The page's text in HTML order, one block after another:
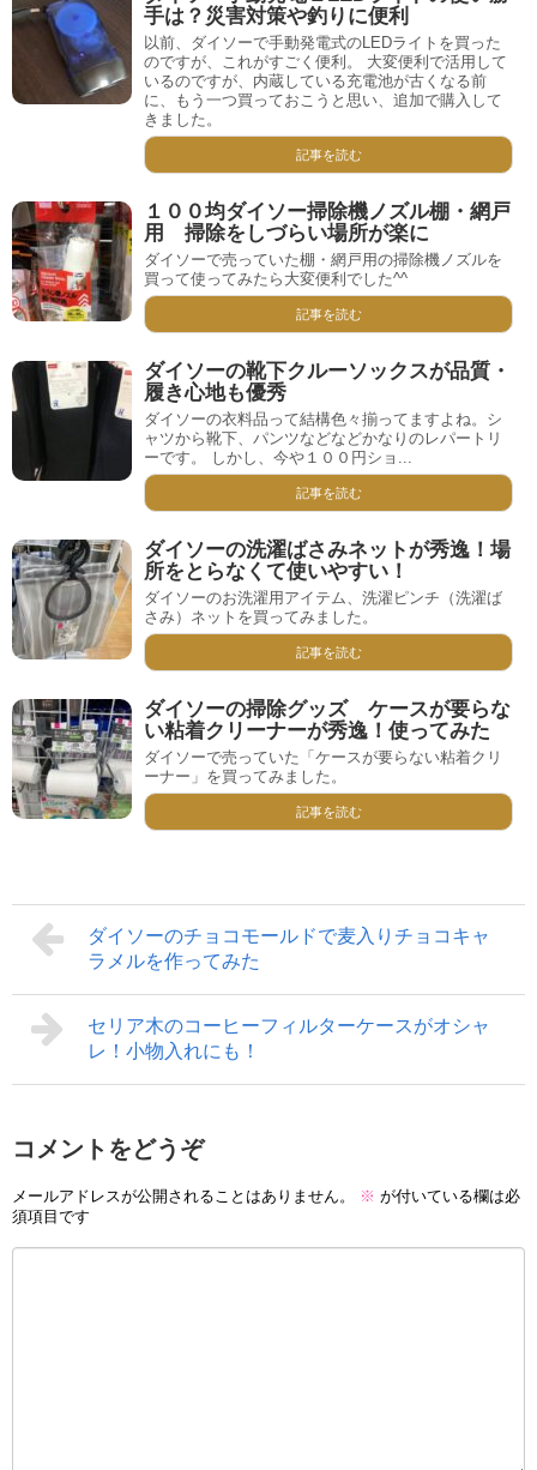
手は？災害対策や釣りに便利
以前、ダイソーで手動発電式のLEDライトを買った
のですが、これがすごく便利。 大変便利で活用して
いるのですが、内蔵している充電池が古くなる前
に、もう一つ買っておこうと思い、追加で購入して
きました。
記事を読む
１００均ダイソー掃除機ノズル棚・網戸
用 掃除をしづらい場所が楽に
ダイソーで売っていた棚・網戸用の掃除機ノズルを
買って使ってみたら大変便利でした^^
記事を読む
ダイソーの靴下クルーソックスが品質・
履き心地も優秀
ダイソーの衣料品って結構色々揃ってますよね。シ
ャツから靴下、パンツなどなどかなりのレパートリ
ーです。 しかし、今や１００円ショ...
記事を読む
ダイソーの洗濯ばさみネットが秀逸！場
所をとらなくて使いやすい！
ダイソーのお洗濯用アイテム、洗濯ピンチ（洗濯ば
さみ）ネットを買ってみました。
記事を読む
ダイソーの掃除グッズ ケースが要らな
い粘着クリーナーが秀逸！使ってみた
ダイソーで売っていた「ケースが要らない粘着クリ
ーナー」を買ってみました。
記事を読む
ダイソーのチョコモールドで麦入りチョコキャ
ラメルを作ってみた
セリア木のコーヒーフィルターケースがオシャ
レ！小物入れにも！
コメントをどうぞ
メールアドレスが公開されることはありません。 ※ が付いている欄は必
須項目です